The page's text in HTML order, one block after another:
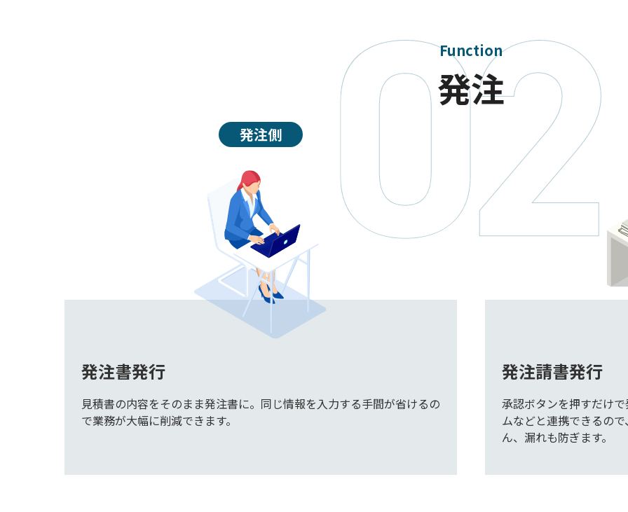
Function
発注
発注側
発注書発行
見積書の内容をそのまま発注書に。同じ情報を入力する手間が省けるの
で業務が大幅に削減できます。
発注請書発行
承認ボタンを押すだけ
ムなどと連携できるの
ん、漏れも防ぎます。